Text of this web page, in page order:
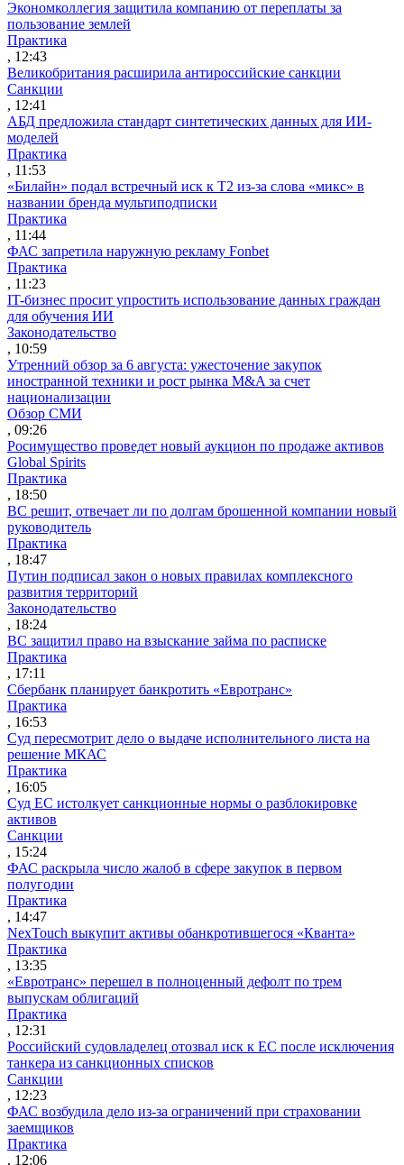
Экономколлегия защитила компанию от переплаты за
пользование землей
Практика
, 12:43
Великобритания расширила антироссийские санкции
Санкции
, 12:41
АБД предложила стандарт синтетических данных для ИИ-
моделей
Практика
, 11:53
«Билайн» подал встречный иск к Т2 из-за слова «микс» в
названии бренда мультиподписки
Практика
, 11:44
ФАС запретила наружную рекламу Fonbet
Практика
, 11:23
IT-бизнес просит упростить использование данных граждан
для обучения ИИ
Законодательство
, 10:59
Утренний обзор за 6 августа: ужесточение закупок
иностранной техники и рост рынка M&A за счет
национализации
Обзор СМИ
, 09:26
Росимущество проведет новый аукцион по продаже активов
Global Spirits
Практика
, 18:50
ВС решит, отвечает ли по долгам брошенной компании новый
руководитель
Практика
, 18:47
Путин подписал закон о новых правилах комплексного
развития территорий
Законодательство
, 18:24
ВС защитил право на взыскание займа по расписке
Практика
, 17:11
Сбербанк планирует банкротить «Евротранс»
Практика
, 16:53
Суд пересмотрит дело о выдаче исполнительного листа на
решение МКАС
Практика
, 16:05
Суд ЕС истолкует санкционные нормы о разблокировке
активов
Санкции
, 15:24
ФАС раскрыла число жалоб в сфере закупок в первом
полугодии
Практика
, 14:47
NexTouch выкупит активы обанкротившегося «Кванта»
Практика
, 13:35
«Евротранс» перешел в полноценный дефолт по трем
выпускам облигаций
Практика
, 12:31
Российский судовладелец отозвал иск к ЕС после исключения
танкера из санкционных списков
Санкции
, 12:23
ФАС возбудила дело из-за ограничений при страховании
заемщиков
Практика
, 12:06